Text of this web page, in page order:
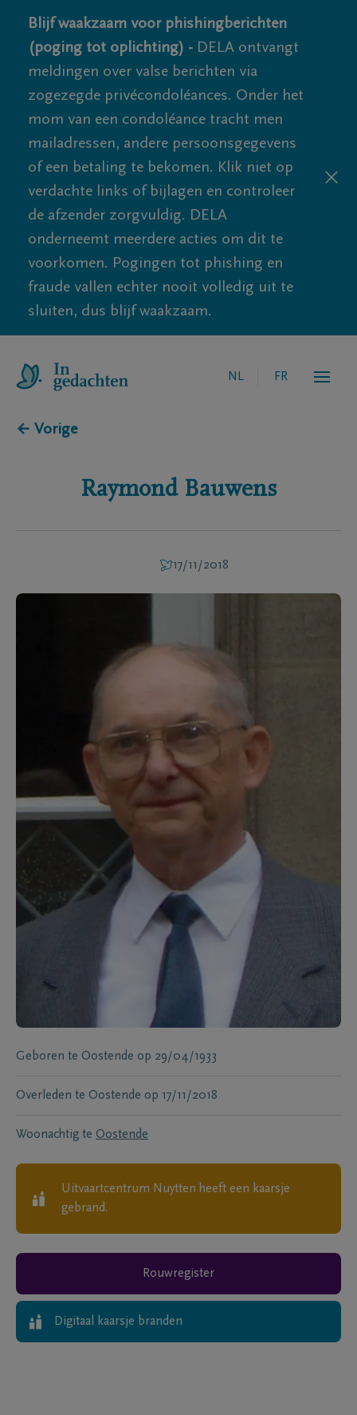
Blijf waakzaam voor phishingberichten
(poging tot oplichting) - DELA ontvangt
meldingen over valse berichten via
zogezegde privécondoléances. Onder het
mom van een condoléance tracht men
mailadressen, andere persoonsgegevens
of een betaling te bekomen. Klik niet op
verdachte links of bijlagen en controleer
de afzender zorgvuldig. DELA
onderneemt meerdere acties om dit te
voorkomen. Pogingen tot phishing en
fraude vallen echter nooit volledig uit te
sluiten, dus blijf waakzaam.
NL FR
← Vorige
Raymond Bauwens
17/11/2018
Geboren te Oostende op 29/04/1933
Overleden te Oostende op 17/11/2018
Woonachtig te Oostende
Uitvaartcentrum Nuytten heeft een kaarsje
gebrand.
Rouwregister
Digitaal kaarsje branden